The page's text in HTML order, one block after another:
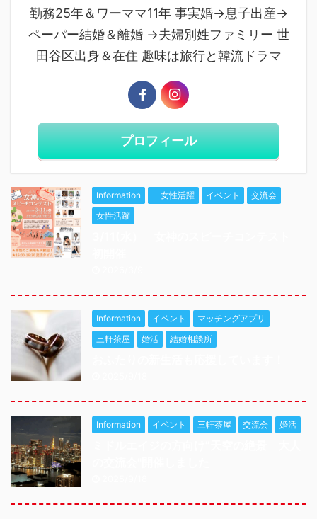
勤務25年＆ワーママ11年 事実婚→息子出産→
ペーパー結婚＆離婚 →夫婦別姓ファミリー 世
田谷区出身＆在住 趣味は旅行と韓流ドラマ
プロフィール
Information 女性活躍 イベント
交流会
女性活躍
Information イベント
マッチングアプリ
三軒茶屋
婚活 結婚相談所
Information イベント 三軒茶屋 交流会 婚活